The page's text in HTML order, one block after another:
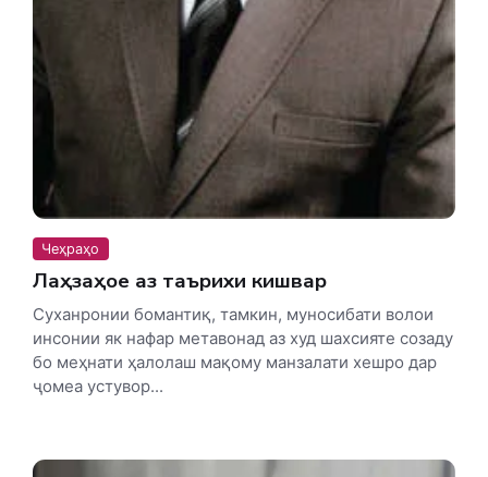
Чеҳраҳо
Лаҳзаҳое аз таърихи кишвар
Суханронии бомантиқ, тамкин, муносибати волои
инсонии як нафар метавонад аз худ шахсияте созаду
бо меҳнати ҳалолаш мақому манзалати хешро дар
ҷомеа устувор...